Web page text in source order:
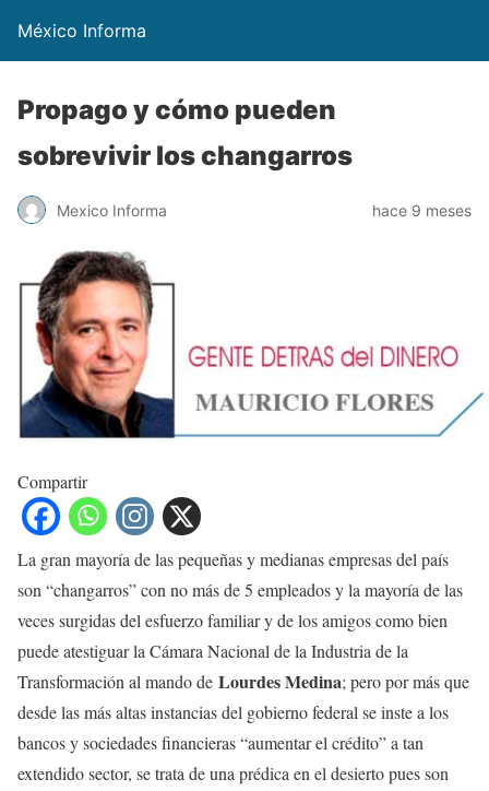
México Informa
Propago y cómo pueden
sobrevivir los changarros
Mexico Informa hace 9 meses
Compartir
La gran mayoría de las pequeñas y medianas empresas del país
son “changarros” con no más de 5 empleados y la mayoría de las
veces surgidas del esfuerzo familiar y de los amigos como bien
puede atestiguar la Cámara Nacional de la Industria de la
Transformación al mando de Lourdes Medina; pero por más que
desde las más altas instancias del gobierno federal se inste a los
bancos y sociedades financieras “aumentar el crédito” a tan
extendido sector, se trata de una prédica en el desierto pues son